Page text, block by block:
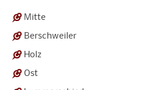
Mitte
Berschweiler
Holz
Ost